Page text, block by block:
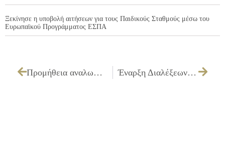
Ξεκίνησε η υποβολή αιτήσεων για τους Παιδικούς Σταθμούς μέσω του
Ευρωπαϊκού Προγράμματος ΕΣΠΑ
Προμήθεια αναλωσίμων μηχανογράφησης Έναρξη Διαλέξεων B΄ Τετράμηνου 2025 του Δημοτικού Κοινωνικού Πανεπιστήμιου Ιλίου